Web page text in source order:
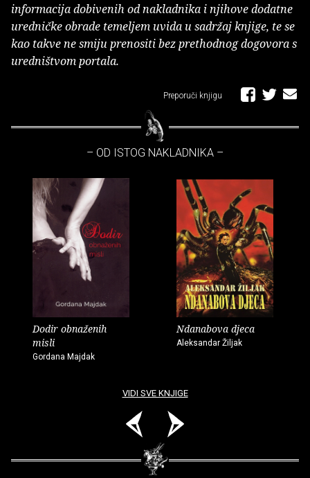
informacija dobivenih od nakladnika i njihove dodatne
uredničke obrade temeljem uvida u sadržaj knjige, te se
kao takve ne smiju prenositi bez prethodnog dogovora s
uredništvom portala.
Preporuči knjigu
– OD ISTOG NAKLADNIKA –
Dodir obnaženih
misli
Gordana Majdak
Ndanabova djeca
Aleksandar Žiljak
VIDI SVE KNJIGE